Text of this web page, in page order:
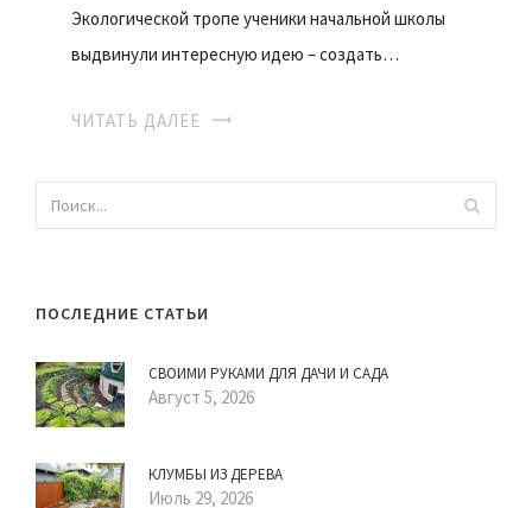
Экологической тропе ученики начальной школы
выдвинули интересную идею – создать…
ЧИТАТЬ ДАЛЕЕ
ПОСЛЕДНИЕ СТАТЬИ
СВОИМИ РУКАМИ ДЛЯ ДАЧИ И САДА
Август 5, 2026
КЛУМБЫ ИЗ ДЕРЕВА
Июль 29, 2026